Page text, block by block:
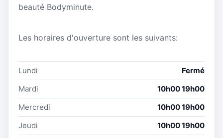
beauté Bodyminute.
Les horaires d'ouverture sont les suivants:
Lundi
Fermé
Mardi
10h00 19h00
Mercredi
10h00 19h00
Jeudi
10h00 19h00